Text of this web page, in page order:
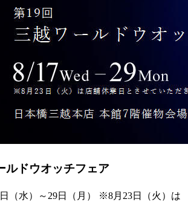
ルドウオッチフェア
（水）～29日（月） ※8月23日（火）は